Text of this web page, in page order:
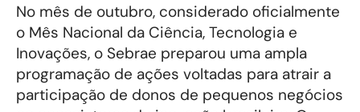
No mês de outubro, considerado oficialmente
o Mês Nacional da Ciência, Tecnologia e
Inovações, o Sebrae preparou uma ampla
programação de ações voltadas para atrair a
participação de donos de pequenos negócios